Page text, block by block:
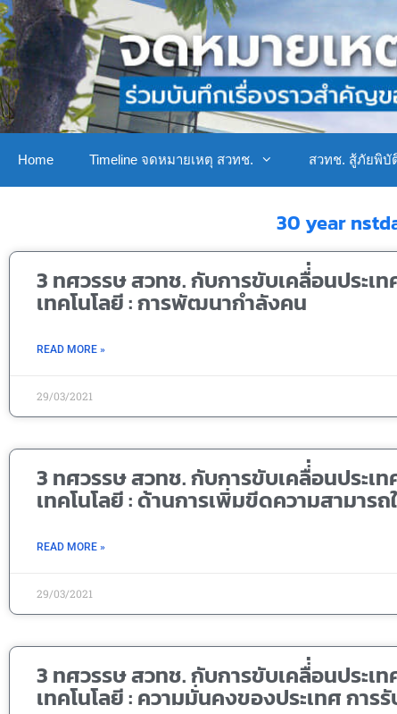
Home Timeline จดหมายเหตุ สวทช. สวทช. สู้ภัยพิบั
30 year
3 ทศวรรษ สวทช. กับการขับเคลื่่อนประเ
เทคโนโลยี : การพัฒนากำลังคน
READ MORE »
29/03/2021
3 ทศวรรษ สวทช. กับการขับเคลื่่อนประเ
เทคโนโลยี : ด้านการเพิ่มขีดความสามาร
READ MORE »
29/03/2021
3 ทศวรรษ สวทช. กับการขับเคลื่่อนประเ
เทคโนโลยี : ความมั่นคงของประเทศ กา